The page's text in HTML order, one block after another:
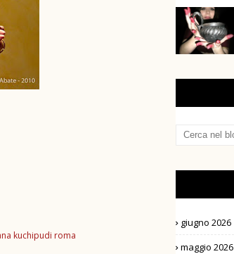
kuchipudi roma
giugno 2026
maggio 2026